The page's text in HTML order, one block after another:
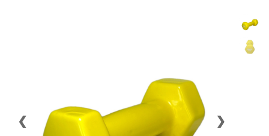
❮ ❯